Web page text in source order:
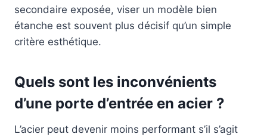
secondaire exposée, viser un modèle bien
étanche est souvent plus décisif qu’un simple
critère esthétique.
Quels sont les inconvénients
d’une porte d’entrée en acier ?
L’acier peut devenir moins performant s’il s’agit